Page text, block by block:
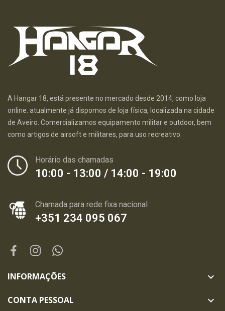
A Hangar 18, está presente no mercado desde 2014, como loja
online. atualmente já dispomos de loja física, localizada na cidade
de Aveiro. Comercializamos equipamento militar e outdoor, bem
como artigos de airsoft e militares, para uso recreativo.
Horário das chamadas
10:00 - 13:00 / 14:00 - 19:00
Chamada para rede fixa nacional
+351 234 095 067
INFORMAÇÕES 
CONTA PESSOAL 